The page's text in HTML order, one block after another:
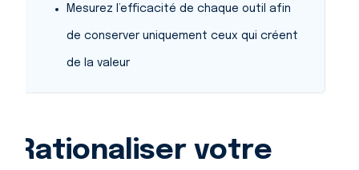
Mesurez l’efficacité de chaque outil afin
de conserver uniquement ceux qui créent
de la valeur
Rationaliser votre